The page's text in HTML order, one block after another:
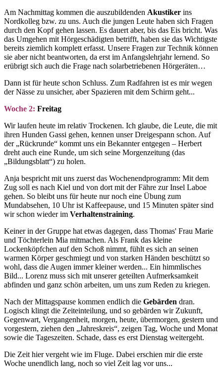
Am Nachmittag kommen die auszubildenden Akustiker ins
Nordkolleg bzw. zu uns. Auch die jungen Leute haben sich Fragen
durch den Kopf gehen lassen. Es dauert aber, bis das Eis bricht. Was
das Umgehen mit Hörgeschädigten betrifft, haben sie das Wichtigste
bereits ziemlich komplett erfasst. Unsere Fragen zur Technik können
sie aber nicht beantworten, da erst im Anfangslehrjahr lernend. So
erübrigt sich auch die Frage nach solarbetriebenen Hörgeräten…
Dann ist für heute schon Schluss. Zum Radfahren ist es mir wegen
der Nässe zu unsicher, aber Spazieren mit dem Schirm geht...
Woche 2: Freitag
Wir laufen heute im relativ Trockenen. Ich glaube, die Leute, die mit
ihren Hunden Gassi gehen, kennen unser Dreigespann schon. Auf
der „Rückrunde“ kommt uns ein Bekannter entgegen – Herbert
dreht auch eine Runde, um sich seine Morgenzeitung (das
„Bildungsblatt“) zu holen.
Anja bespricht mit uns zuerst das Wochenendprogramm: Mit dem
Zug soll es nach Kiel und von dort mit der Fähre zur Insel Laboe
gehen. So bleibt uns für heute nur noch eine Übung zum
Mundabsehen, 10 Uhr ist Kaffeepause, und 15 Minuten später sind
wir schon wieder im Verhaltenstraining.
Keiner in der Gruppe hat etwas dagegen, dass Thomas' Frau Marie
und Töchterlein Mia mitmachen. Als Frank das kleine
Lockenköpfchen auf den Schoß nimmt, fühlt es sich an seinen
warmen Körper geschmiegt und von starken Händen beschützt so
wohl, dass die Augen immer kleiner werden... Ein himmlisches
Bild... Lorenz muss sich mit unserer geteilten Aufmerksamkeit
abfinden und ganz schön arbeiten, um uns zum Reden zu kriegen.
Nach der Mittagspause kommen endlich die Gebärden dran.
Logisch klingt die Zeiteinteilung, und so gebärden wir Zukunft,
Gegenwart, Vergangenheit, morgen, heute, übermorgen, gestern und
vorgestern, ziehen den „Jahreskreis“, zeigen Tag, Woche und Monat
sowie die Tageszeiten. Schade, dass es erst Dienstag weitergeht.
Die Zeit hier vergeht wie im Fluge. Dabei erschien mir die erste
Woche unendlich lang, noch so viel Zeit lag vor uns...